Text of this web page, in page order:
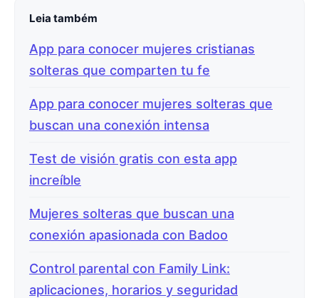
Leia também
App para conocer mujeres cristianas
solteras que comparten tu fe
App para conocer mujeres solteras que
buscan una conexión intensa
Test de visión gratis con esta app
increíble
Mujeres solteras que buscan una
conexión apasionada con Badoo
Control parental con Family Link:
aplicaciones, horarios y seguridad